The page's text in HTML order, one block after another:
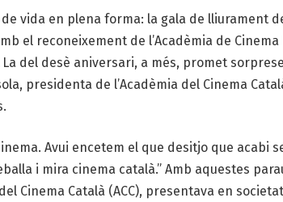
vida en plena forma: la gala de lliurament
el reconeixement de l’Acadèmia de
del desè aniversari, a més, promet
presidenta de l’Acadèmia del Cinema
Avui encetem el que desitjo que acabi
i mira cinema català.” Amb aquestes
Cinema Català (ACC), presentava en